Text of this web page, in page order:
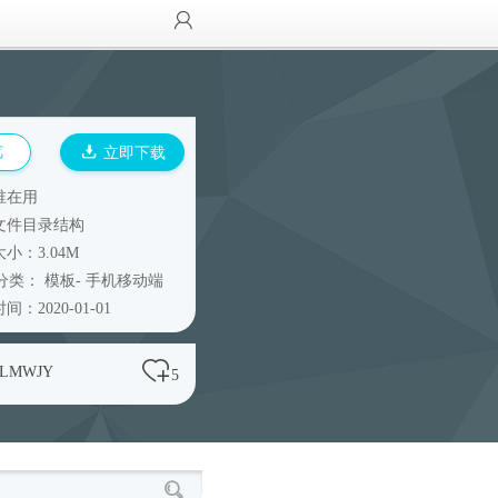
立即下载
在用
件目录结构
小：3.04M
类： 模板- 手机移动端
间：2020-01-01
5